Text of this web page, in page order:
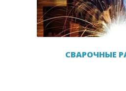
СВАРОЧНЫЕ